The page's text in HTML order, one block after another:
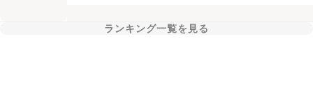
ランキング一覧を見る